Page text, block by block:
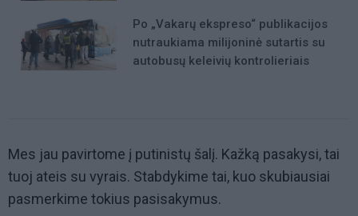
Po „Vakarų ekspreso“ publikacijos
nutraukiama milijoninė sutartis su
autobusų keleivių kontrolieriais
Mes jau pavirtome į putinistų šalį. Kažką pasakysi, tai
tuoj ateis su vyrais. Stabdykime tai, kuo skubiausiai
pasmerkime tokius pasisakymus.